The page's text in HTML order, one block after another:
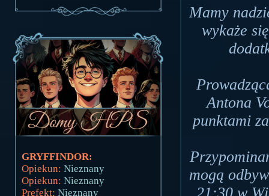
GRYFFINDOR:
Opiekun: Nieznany
Opiekun: Nieznany
Prefekt: Nieznany
Mamy
wykaże
Antona
punktami
mogą